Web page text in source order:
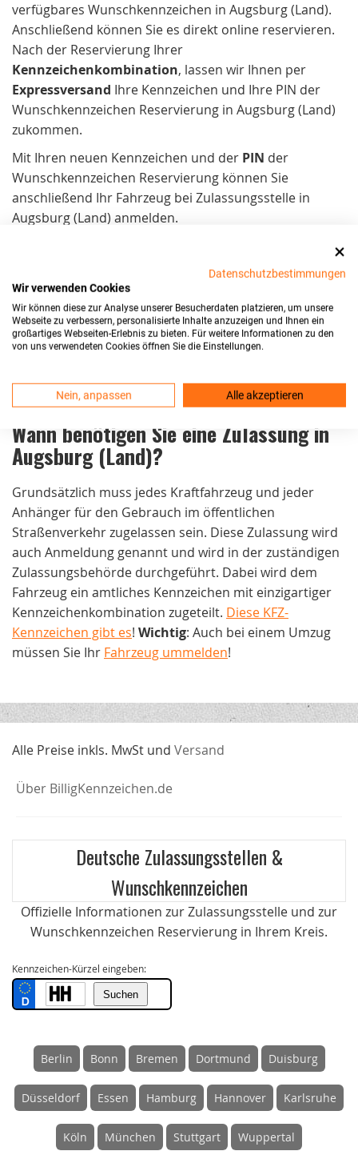
verfügbares Wunschkennzeichen in Augsburg (Land).
Anschließend können Sie es direkt online reservieren.
Nach der Reservierung Ihrer
Kennzeichenkombination, lassen wir Ihnen per
Expressversand Ihre Kennzeichen und Ihre PIN der
Wunschkennzeichen Reservierung in Augsburg (Land)
zukommen.
Mit Ihren neuen Kennzeichen und der PIN der
Wunschkennzeichen Reservierung können Sie
anschließend Ihr Fahrzeug bei Zulassungsstelle in
Augsburg (Land) anmelden.
Wann benötigen Sie eine Zulassung in
Augsburg (Land)?
Grundsätzlich muss jedes Kraftfahrzeug und jeder
Anhänger für den Gebrauch im öffentlichen
Straßenverkehr zugelassen sein. Diese Zulassung wird
auch Anmeldung genannt und wird in der zuständigen
Zulassungsbehörde durchgeführt. Dabei wird dem
Fahrzeug ein amtliches Kennzeichen mit einzigartiger
Kennzeichenkombination zugeteilt. Diese KFZ-
Kennzeichen gibt es! Wichtig: Auch bei einem Umzug
müssen Sie Ihr Fahrzeug ummelden!
Alle Preise inkls. MwSt und Versand
Über BilligKennzeichen.de
Deutsche Zulassungsstellen &
Wunschkennzeichen
Offizielle Informationen zur Zulassungsstelle und zur
Wunschkennzeichen Reservierung in Ihrem Kreis.
Kennzeichen-Kürzel eingeben:
Berlin Bonn Bremen Dortmund Duisburg
Düsseldorf Essen Hamburg Hannover Karlsruhe
Köln München Stuttgart Wuppertal
Datenschutzbestimmungen
Wir verwenden Cookies
Wir können diese zur Analyse unserer Besucherdaten platzieren, um unsere
Webseite zu verbessern, personalisierte Inhalte anzuzeigen und Ihnen ein
großartiges Webseiten-Erlebnis zu bieten. Für weitere Informationen zu den
von uns verwendeten Cookies öffnen Sie die Einstellungen.
Nein, anpassen Alle akzeptieren